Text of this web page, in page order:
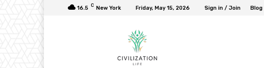
16.5 C New York Friday, May 15, 2026 Sign in / Join Blog